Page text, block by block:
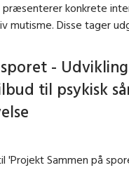
præsenterer konkrete
mutisme. Disse tager
sporet -
til psykisk
'Projekt Sammen på